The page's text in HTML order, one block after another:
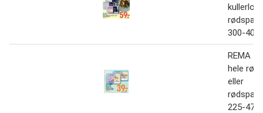
300-400
REMA
hele
eller
225-475